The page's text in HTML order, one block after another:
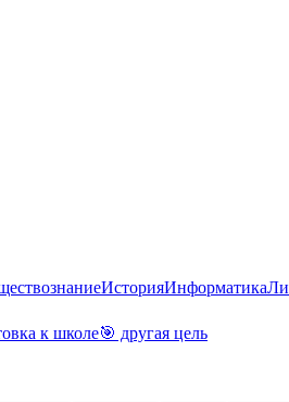
ИсторияИнформатика
к школе🎯 другая цель